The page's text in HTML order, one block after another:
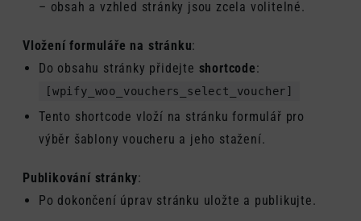
– obsah a vzhled stránky jsou zcela volitelné.
Vložení formuláře na stránku:
Do obsahu stránky přidejte shortcode:
[wpify_woo_vouchers_select_voucher]
Tento shortcode vloží na stránku formulář pro
výběr šablony voucheru a jeho stažení.
Publikování stránky:
Po dokončení úprav stránku uložte a publikujte.